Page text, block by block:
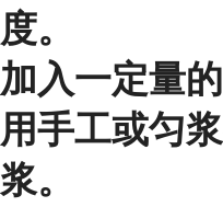
度。
加入一定量
用手工或匀
浆。